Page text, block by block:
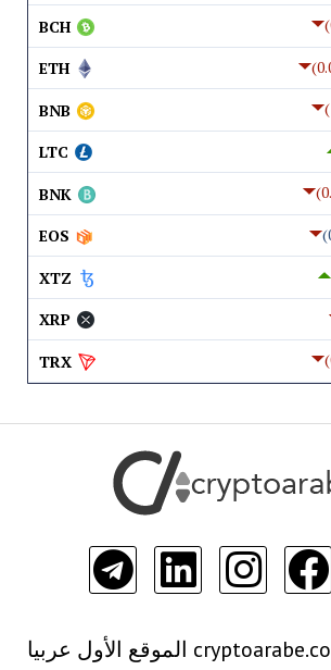
BCH
ETH
BNB
LTC
BNK
EOS
XTZ
XRP
TRX
كريبتو عرب cryptoarabe.com الموقع الأول عربيا